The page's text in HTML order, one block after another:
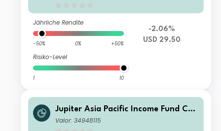
Jährliche Rendite
-50% 0% +50%
Risiko-Level
1 10
-2.06%
USD 29.50
Jupiter Asia Pacific Income Fund C2
USD Acc
Valor: 34948115